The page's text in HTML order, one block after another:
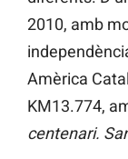
2010, amb
Amèrica
KM13.774,
centenari.